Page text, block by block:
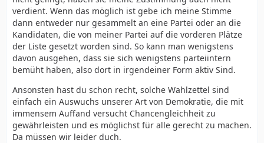
verdient. Wenn das möglich ist gebe ich meine Stimme
dann entweder nur gesammelt an eine Partei oder an die
Kandidaten, die von meiner Partei auf die vorderen Plätze
der Liste gesetzt worden sind. So kann man wenigstens
davon ausgehen, dass sie sich wenigstens parteiintern
bemüht haben, also dort in irgendeiner Form aktiv Sind.
Ansonsten hast du schon recht, solche Wahlzettel sind
einfach ein Auswuchs unserer Art von Demokratie, die mit
immensem Auffand versucht Chancengleichheit zu
gewährleisten und es möglichst für alle gerecht zu machen.
Da müssen wir leider duch.